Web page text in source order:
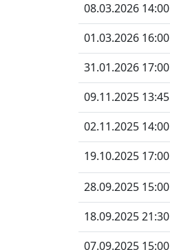
08.03.2026 14:00
01.03.2026 16:00
31.01.2026 17:00
09.11.2025 13:45
02.11.2025 14:00
19.10.2025 17:00
28.09.2025 15:00
18.09.2025 21:30
07.09.2025 15:00